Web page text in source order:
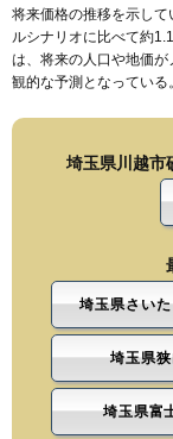
将来価格の推移を示し
ルシナリオに比べて約
は、将来の人口や地価
観的な予測となっている。
埼玉県川越市
埼玉県さい
埼玉県
埼玉県富